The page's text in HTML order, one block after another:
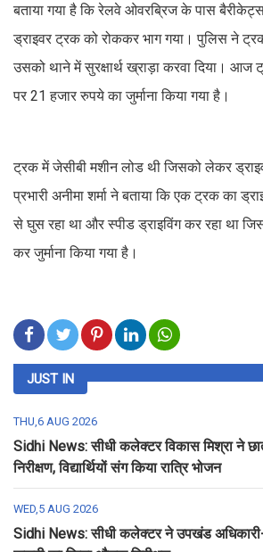
बताया गया है कि रेलवे ओवरब्रिज के पास
ड्राइवर ट्रक को रोककर भाग गया। पुलिस ने
उसको थाने में सुरक्षार्थ ख्राड़ा करवा दिया।
पर 21 हजार रुपये का जुर्माना किया गया है।
ट्रक में जेसीबी मशीन लोड थी जिसको लेकर
प्रभारी अनीमा शर्मा ने बताया कि एक ट्रक का
से घुस रहा था और स्पीड ड्राइविंग कर रहा था
कर जुर्माना किया गया है।
JUST IN
THU,6 AUG 2026
Sidhi News: सीधी कलेक्टर विकास मिश्रा ने
निरीक्षण, विद्यार्थियों संग किया रात्रि भोजन
WED,5 AUG 2026
Sidhi News: सीधी कलेक्टर ने उपखंड